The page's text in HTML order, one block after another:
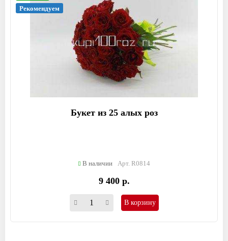
Рекомендуем
Букет из 25 алых роз
В наличии Арт. R0814
9 400 р.
В корзину